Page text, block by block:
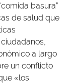
basura”
de salud que
a largo
un conflicto
«los